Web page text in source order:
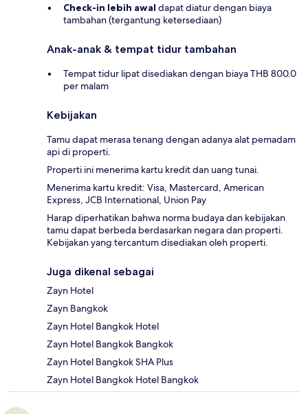
Check-in lebih awal dapat diatur dengan biaya
tambahan (tergantung ketersediaan)
Anak-anak & tempat tidur tambahan
Tempat tidur lipat disediakan dengan biaya THB 800.0
per malam
Kebijakan
Tamu dapat merasa tenang dengan adanya alat pemadam
api di properti.
Properti ini menerima kartu kredit dan uang tunai.
Menerima kartu kredit: Visa, Mastercard, American
Express, JCB International, Union Pay
Harap diperhatikan bahwa norma budaya dan kebijakan
tamu dapat berbeda berdasarkan negara dan properti.
Kebijakan yang tercantum disediakan oleh properti.
Juga dikenal sebagai
Zayn Hotel
Zayn Bangkok
Zayn Hotel Bangkok Hotel
Zayn Hotel Bangkok Bangkok
Zayn Hotel Bangkok SHA Plus
Zayn Hotel Bangkok Hotel Bangkok